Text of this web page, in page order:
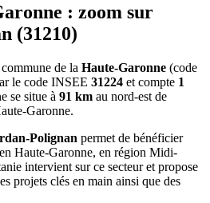
: zoom sur
(31210)
de la Haute-Garonne (code
le code INSEE 31224 et compte 1
se situe à 91 km au nord-est de
Garonne.
Polignan permet de bénéficier
Haute-Garonne, en région Midi-
intervient sur ce secteur et propose
projets clés en main ainsi que des